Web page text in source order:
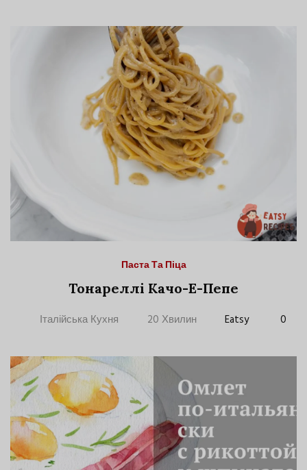
Паста Та Піца
Тонареллі Качо-Е-Пепе
Італійська Кухня 20 Хвилин Eatsy 0